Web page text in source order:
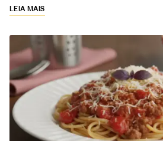
LEIA MAIS